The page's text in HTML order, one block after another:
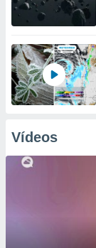
Vídeos